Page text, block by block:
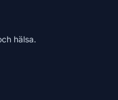
hälsa.